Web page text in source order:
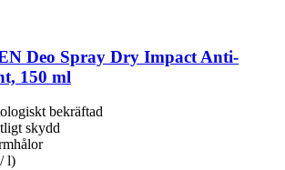
Deo Spray Dry Impact Anti-​
150 ml
bekräftad
skydd
l)